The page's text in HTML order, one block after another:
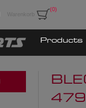
Warenkorb
(0)
Products